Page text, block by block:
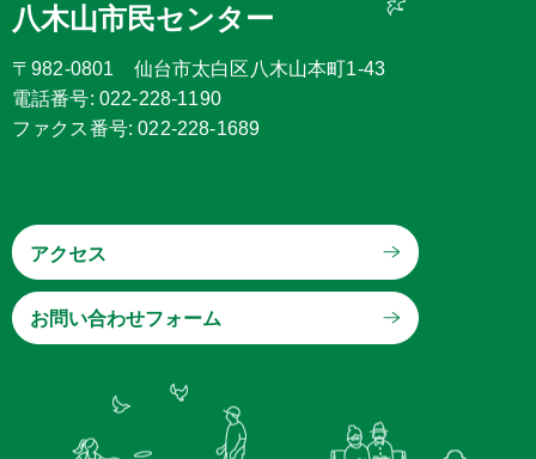
八木山市民センター
〒982-0801 仙台市太白区八木山本町1-43
電話番号: 022-228-1190
ファクス番号: 022-228-1689
アクセス